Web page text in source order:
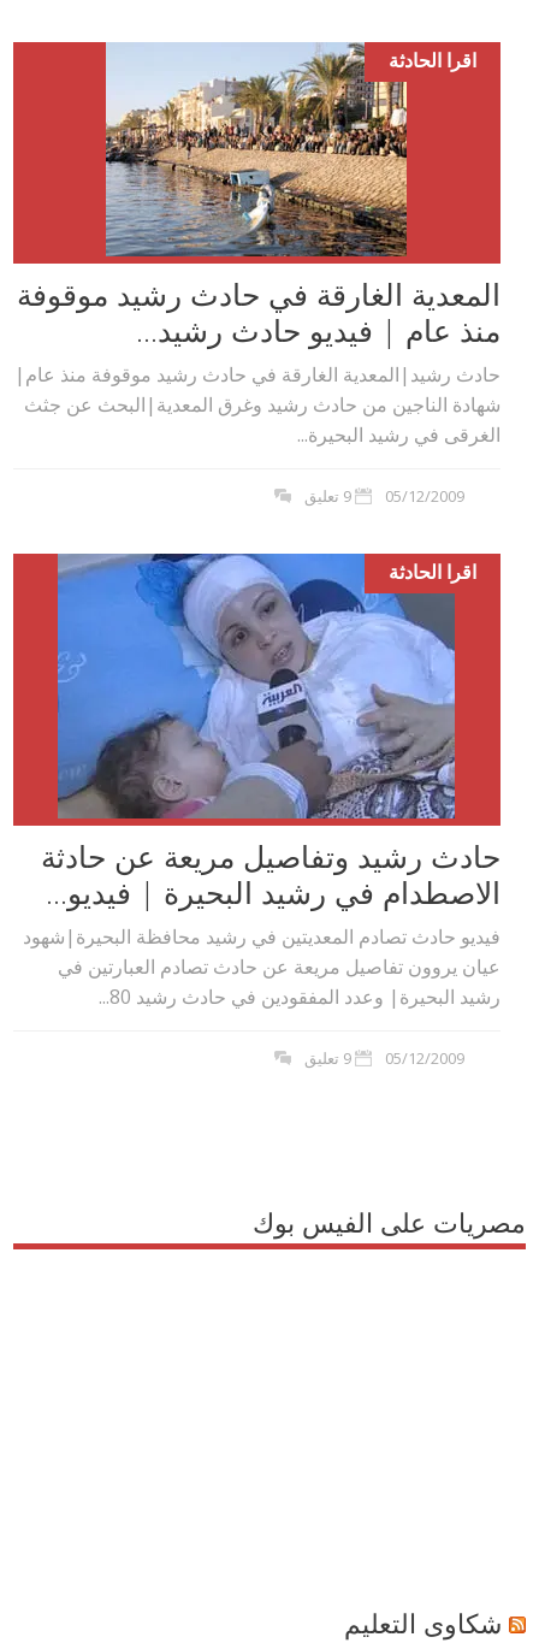
اقرا الحادثة
المعدية الغارقة في حادث رشيد موقوفة
منذ عام | فيديو حادث رشيد...
حادث رشيد|المعدية الغارقة في حادث رشيد موقوفة منذ عام|
شهادة الناجين من حادث رشيد وغرق المعدية|البحث عن جثث
الغرقى في رشيد البحيرة...
05/12/2009 9 تعليق
اقرا الحادثة
حادث رشيد وتفاصيل مريعة عن حادثة
الاصطدام في رشيد البحيرة | فيديو...
فيديو حادث تصادم المعديتين في رشيد محافظة البحيرة|شهود
عيان يروون تفاصيل مريعة عن حادث تصادم العبارتين في
رشيد البحيرة| وعدد المفقودين في حادث رشيد 80...
05/12/2009 9 تعليق
مصريات على الفيس بوك
شكاوى التعليم